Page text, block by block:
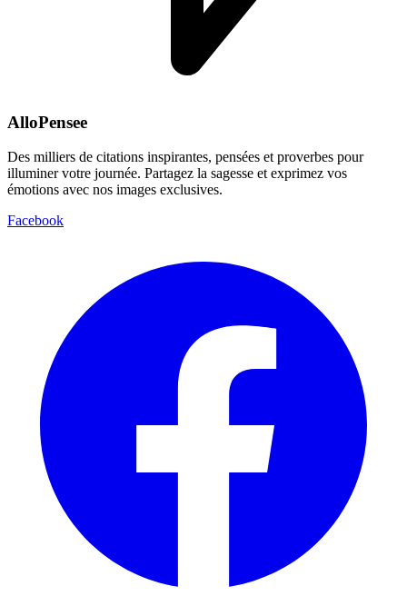
AlloPensee
Des milliers de citations inspirantes, pensées et proverbes pour
illuminer votre journée. Partagez la sagesse et exprimez vos
émotions avec nos images exclusives.
Facebook